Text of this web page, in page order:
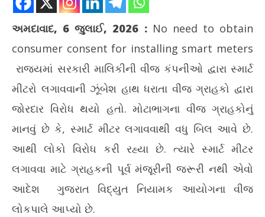
NOW VIEWING
સ્માર્ટ મીટર લગાવવા માટે ગ્રાહકની મંજુરી લેવાની કોઈ જરૂર નથીઃ
વીજ લોકપાલ
July
6,
2026
6,
અમદાવાદ, 6 જુલાઈ, 2026 : No need to obtain
consumer consent for installing smart meters
રાજ્યમાં સરકારી માલિકીની વીજ કંપનીઓ દ્વારા સ્માર્ટ
મીટરો લગાવવાની ઝૂંબેશ હાથ ધરાતા વીજ ગ્રાહકો દ્વારા
જોરદાર વિરોધ થયો હતો. મોટાભાગના વીજ ગ્રાહકોનું
માનવું છે કે, સ્માર્ટ મીટર લગાવવાથી વધુ બિલ આવે છે.
આથી લોકો વિરોધ કરી રહ્યા છે. ત્યારે સ્માર્ટ મીટર
લગાવવા માટે ગ્રાહકની પૂર્વ મંજૂરીની જરૂરી નથી એવો
આદેશ ગુજરાત વિદ્યુત નિયામક આયોગના વીજ
લોકપાલે આપ્યો છે.